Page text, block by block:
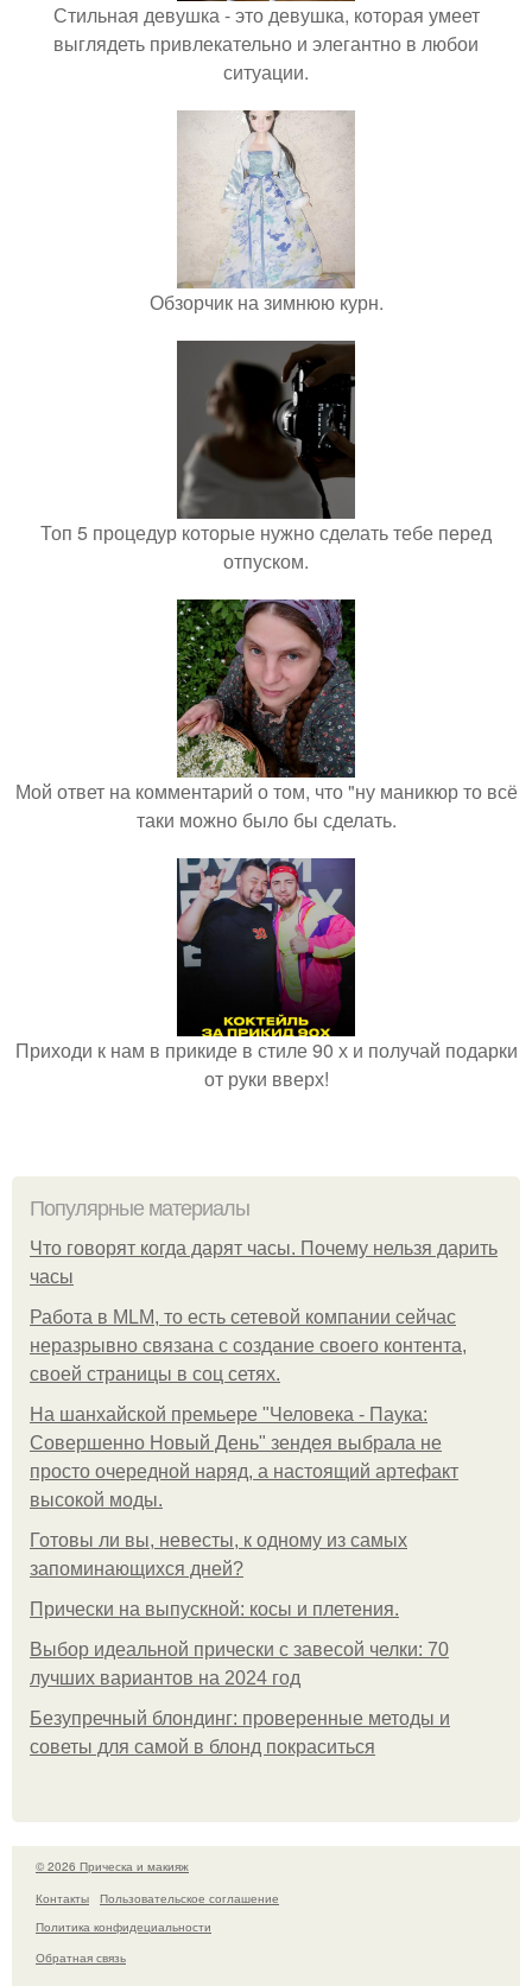
Стильная девушка - это девушка, которая умеет
выглядеть привлекательно и элегантно в любои
ситуации.
Обзорчик на зимнюю курн.
Топ 5 процедур которые нужно сделать тебе перед
отпуском.
Мой ответ на комментарий о том, что "ну маникюр то всё
таки можно было бы сделать.
Приходи к нам в прикиде в стиле 90 х и получай подарки
от руки вверх!
Популярные материалы
Что говорят когда дарят часы. Почему нельзя дарить
часы
Работа в MLM, то есть сетевой компании сейчас
неразрывно связана с создание своего контента,
своей страницы в соц сетях.
На шанхайской премьере "Человека - Паука:
Совершенно Новый День" зендея выбрала не
просто очередной наряд, а настоящий артефакт
высокой моды.
Готовы ли вы, невесты, к одному из самых
запоминающихся дней?
Прически на выпускной: косы и плетения.
Выбор идеальной прически с завесой челки: 70
лучших вариантов на 2024 год
Безупречный блондинг: проверенные методы и
советы для самой в блонд покраситься
© 2026 Прическа и макияж
Контакты
Пользовательское соглашение
Политика конфидециальности
Обратная связь